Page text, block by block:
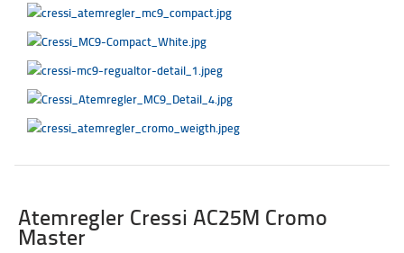
Atemregler Cressi AC25M Cromo
Master